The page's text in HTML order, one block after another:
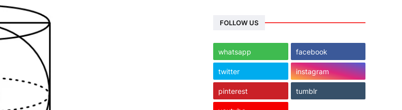
FOLLOW US
whatsapp facebook
twitter instagram
pinterest tumblr